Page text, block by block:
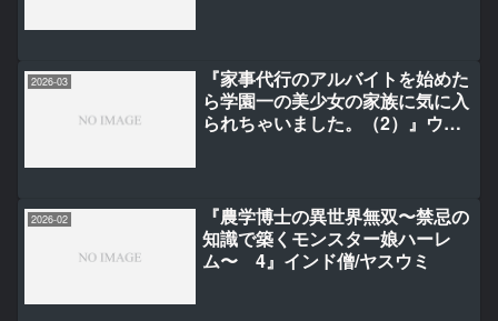
2026-03
『家事代行のアルバイトを始めた
ら学園一の美少女の家族に気に入
られちゃいました。（2）』ウル
2026-02
『農学博士の異世界無双〜禁忌の
知識で築くモンスター娘ハーレ
ム〜 4』インド僧/ヤスウミ